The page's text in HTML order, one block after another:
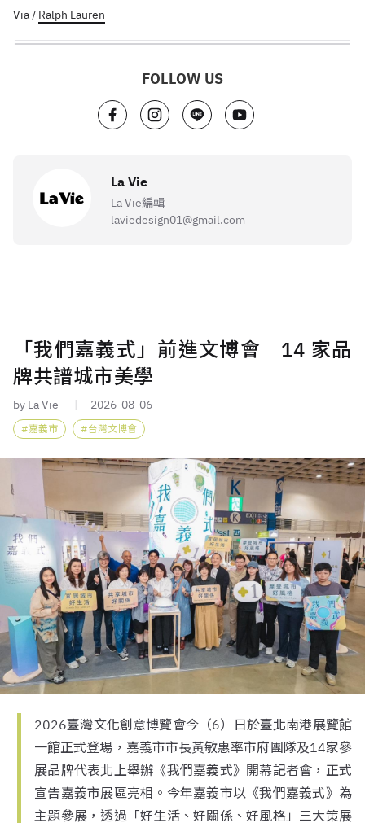
Via / Ralph Lauren
FOLLOW US
La Vie
La Vie編輯
laviedesign01@gmail.com
「我們嘉義式」前進文博會 14 家品
牌共譜城市美學
by La Vie 2026-08-06
嘉義市 台灣文博會
2026臺灣文化創意博覽會今（6）日於臺北南港展覽館
一館正式登場，嘉義市市長黃敏惠率市府團隊及14家參
展品牌代表北上舉辦《我們嘉義式》開幕記者會，正式
宣告嘉義市展區亮相。今年嘉義市以《我們嘉義式》為
主題參展，透過「好生活、好關係、好風格」三大策展